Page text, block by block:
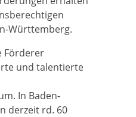
Württemberg.
Förderer
und talentierte
In Baden-
derzeit rd. 60